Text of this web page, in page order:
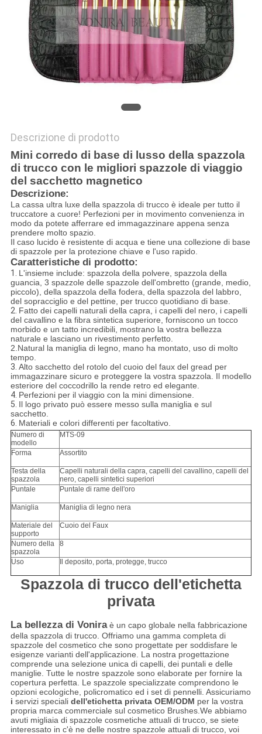
Descrizione di prodotto
Mini corredo di base di lusso della spazzola
di trucco con le migliori spazzole di viaggio
del sacchetto magnetico
Descrizione:
La cassa ultra luxe della spazzola di trucco è ideale per tutto il
truccatore a cuore! Perfezioni per in movimento convenienza in
modo da potete afferrare ed immagazzinare appena senza
prendere molto spazio.
Il caso lucido è resistente di acqua e tiene una collezione di base
di spazzole per la protezione chiave e l'uso rapido.
Caratteristiche di prodotto:
1. L'insieme include: spazzola della polvere, spazzola della
guancia, 3 spazzole delle spazzole dell'ombretto (grande, medio,
piccolo), della spazzola della fodera, della spazzola del labbro,
del sopracciglio e del pettine, per trucco quotidiano di base.
2. Fatto dei capelli naturali della capra, i capelli del nero, i capelli
del cavallino e la fibra sintetica superiore, forniscono un tocco
morbido e un tatto incredibili, mostrano la vostra bellezza
naturale e lasciano un rivestimento perfetto.
2.Natural la maniglia di legno, mano ha montato, uso di molto
tempo.
3. Alto sacchetto del rotolo del cuoio del faux del gread per
immagazzinare sicuro e proteggere la vostra spazzola. Il modello
esteriore del coccodrillo la rende retro ed elegante.
4. Perfezioni per il viaggio con la mini dimensione.
5. Il logo privato può essere messo sulla maniglia e sul
sacchetto.
6. Materiali e colori differenti per facoltativo.
Numero di
modello
MTS-09
Forma Assortito
Testa della
spazzola
Capelli naturali della capra, capelli del cavallino, capelli del
nero, capelli sintetici superiori
Puntale
Puntale di rame dell'oro
Maniglia Maniglia di legno nera
Materiale del
supporto
Cuoio del Faux
Numero della
spazzola
8
Uso Il deposito, porta, protegge, trucco
Spazzola di trucco dell'etichetta
privata
La bellezza di Voniraè un capo globale nella fabbricazione
della spazzola di trucco. Offriamo una gamma completa di
spazzole del cosmetico che sono progettate per soddisfare le
esigenze varianti dell'applicazione. La nostra progettazione
comprende una selezione unica di capelli, dei puntali e delle
maniglie. Tutte le nostre spazzole sono elaborate per fornire la
copertura perfetta. Le spazzole specializzate comprendono le
opzioni ecologiche, policromatico ed i set di pennelli. Assicuriamo
i servizi speciali dell'etichetta privata OEM/ODM per la vostra
propria marca commerciale sul cosmetico Brushes.We abbiamo
avuti migliaia di spazzole cosmetiche attuali di trucco, se siete
interessato in c'è ne delle nostre spazzole attuali di trucco, voi